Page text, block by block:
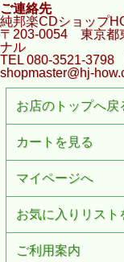
ご連絡先
純邦楽CDショップ
〒203-0054 東京都
ナル
TEL 080-3521-3798
shopmaster@hj-
お店のトップへ戻
カートを見る
マイページへ
お気に入りリスト
ご利用案内